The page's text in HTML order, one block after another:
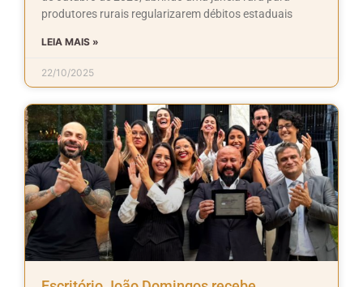
produtores rurais regularizarem débitos estaduais
LEIA MAIS »
22/10/2025